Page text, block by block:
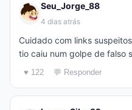
Seu_Jorge_88
4 dias atrás
Cuidado com links
tio caiu num golpe de falso
♥ 122 💬 Responder